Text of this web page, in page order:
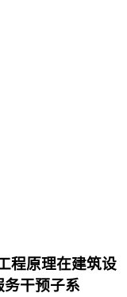
程原理在建筑设
干预子系